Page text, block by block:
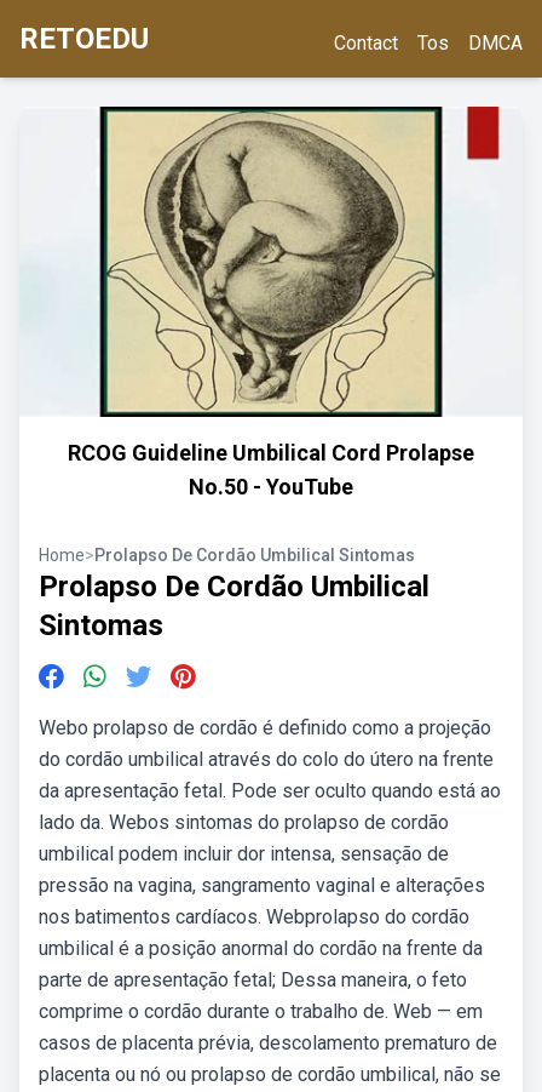
RETOEDU Contact Tos DMCA
RCOG Guideline Umbilical Cord Prolapse
No.50 - YouTube
Home>Prolapso De Cordão Umbilical Sintomas
Prolapso De Cordão Umbilical
Sintomas
Webo prolapso de cordão é definido como a projeção
do cordão umbilical através do colo do útero na frente
da apresentação fetal. Pode ser oculto quando está ao
lado da. Webos sintomas do prolapso de cordão
umbilical podem incluir dor intensa, sensação de
pressão na vagina, sangramento vaginal e alterações
nos batimentos cardíacos. Webprolapso do cordão
umbilical é a posição anormal do cordão na frente da
parte de apresentação fetal; Dessa maneira, o feto
comprime o cordão durante o trabalho de. Web — em
casos de placenta prévia, descolamento prematuro de
placenta ou nó ou prolapso de cordão umbilical, não se